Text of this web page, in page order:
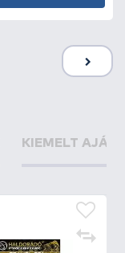
KIEMELT